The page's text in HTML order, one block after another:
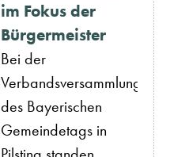
im Fokus der
Bürgermeister
Bei der
Verbandsversammlung
des Bayerischen
Gemeindetags in